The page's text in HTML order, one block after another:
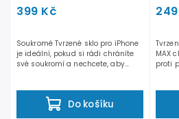
399 Kč
Do košíku
Soukromé Tvrzené sklo pro iPhone
je ideální, pokud si rádi chráníte
své soukromí a nechcete, aby
MAX
proti